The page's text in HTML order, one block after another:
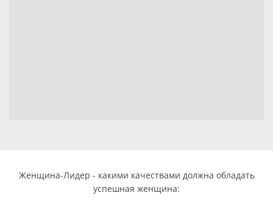
Женщина-Лидер - какими качествами должна обладать
успешная женщина: